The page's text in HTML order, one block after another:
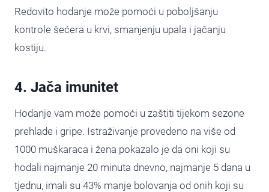
Redovito hodanje može pomoći u poboljšanju
kontrole šećera u krvi, smanjenju upala i jačanju
kostiju.
4. Jača imunitet
Hodanje vam može pomoći u zaštiti tijekom sezone
prehlade i gripe. Istraživanje provedeno na više od
1000 muškaraca i žena pokazalo je da oni koji su
hodali najmanje 20 minuta dnevno, najmanje 5 dana u
tjednu, imali su 43% manje bolovanja od onih koji su